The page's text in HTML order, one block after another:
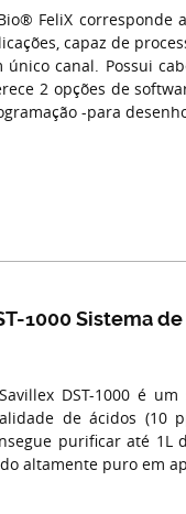
FeliX corresponde
capaz de
único canal. Possui
2 opções de
-para
1000 Sistema
DST-1000 é
de ácidos (10
purificar até 1L
altamente puro em